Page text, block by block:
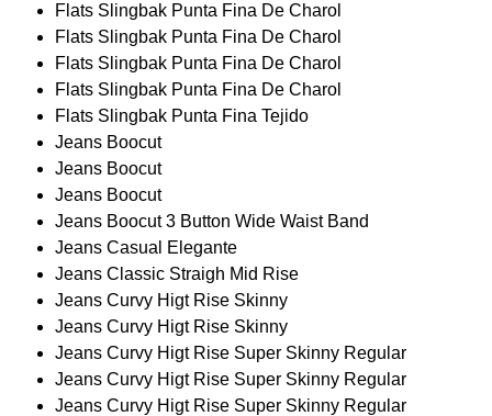
Flats Slingbak Punta Fina De Charol
Flats Slingbak Punta Fina De Charol
Flats Slingbak Punta Fina De Charol
Flats Slingbak Punta Fina De Charol
Flats Slingbak Punta Fina Tejido
Jeans Boocut
Jeans Boocut
Jeans Boocut
Jeans Boocut 3 Button Wide Waist Band
Jeans Casual Elegante
Jeans Classic Straigh Mid Rise
Jeans Curvy Higt Rise Skinny
Jeans Curvy Higt Rise Skinny
Jeans Curvy Higt Rise Super Skinny Regular
Jeans Curvy Higt Rise Super Skinny Regular
Jeans Curvy Higt Rise Super Skinny Regular